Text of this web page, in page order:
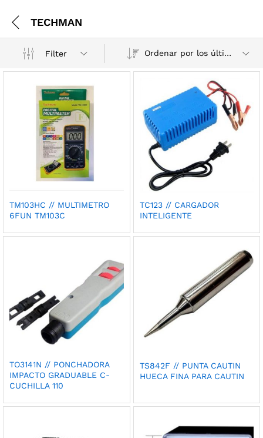
TECHMAN
Filter Ordenar por los últimos
TM103HC // MULTIMETRO
6FUN TM103C
TC123 // CARGADOR
INTELIGENTE
TO3141N // PONCHADORA
IMPACTO GRADUABLE C-
CUCHILLA 110
TS842F // PUNTA CAUTIN
HUECA FINA PARA CAUTIN